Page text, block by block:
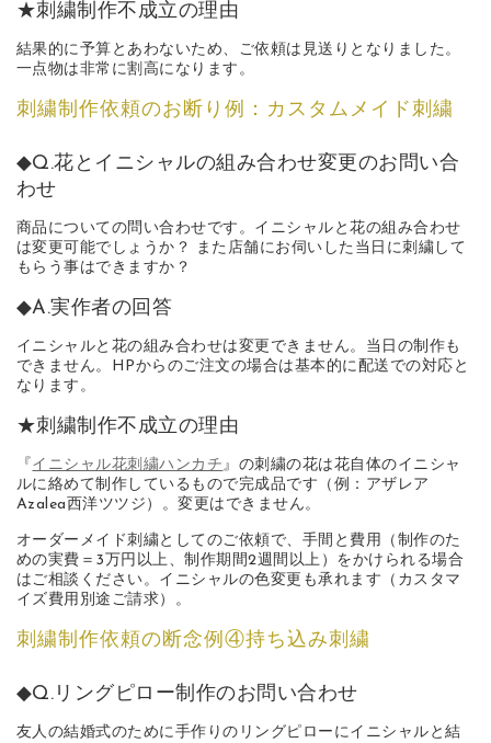
★刺繍制作不成立の理由
結果的に予算とあわないため、ご依頼は見送りとなりました。
一点物は非常に割高になります。
刺繍制作依頼のお断り例：カスタムメイド刺繍
◆Q.花とイニシャルの組み合わせ変更のお問い合
わせ
商品についての問い合わせです。イニシャルと花の組み合わせ
は変更可能でしょうか？ また店舗にお伺いした当日に刺繍して
もらう事はできますか？
◆A.実作者の回答
イニシャルと花の組み合わせは変更できません。当日の制作も
できません。HPからのご注文の場合は基本的に配送での対応と
なります。
★刺繍制作不成立の理由
『 イニシャル花刺繍ハンカチ』の刺繍の花は花自体のイニシャ
ルに絡めて制作しているもので完成品です（例：アザレア
Azalea西洋ツツジ）。変更はできません。
オーダーメイド刺繍としてのご依頼で、手間と費用（制作のた
めの実費＝3万円以上、制作期間2週間以上）をかけられる場合
はご相談ください。イニシャルの色変更も承れます（カスタマ
イズ費用別途ご請求）。
刺繍制作依頼の断念例④持ち込み刺繍
◆Q.リングピロー制作のお問い合わせ
友人の結婚式のために手作りのリングピローにイニシャルと結